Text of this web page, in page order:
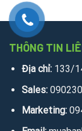
THÔNG TIN
Địa chỉ:133/
Sales:
Marketing: